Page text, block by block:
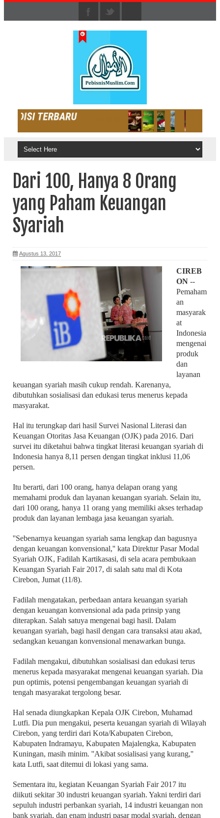
Dari 100, Hanya 8 Orang
yang Paham Keuangan
Syariah
Agustus 13, 2017
CIREB
ON --
Pemaham
an
masyarak
at
Indonesia
mengenai
produk
dan
layanan
keuangan syariah masih cukup rendah. Karenanya,
dibutuhkan sosialisasi dan edukasi terus menerus kepada
masyarakat.
Hal itu terungkap dari hasil Survei Nasional Literasi dan
Keuangan Otoritas Jasa Keuangan (OJK) pada 2016. Dari
survei itu diketahui bahwa tingkat literasi keuangan syariah di
Indonesia hanya 8,11 persen dengan tingkat inklusi 11,06
persen.
Itu berarti, dari 100 orang, hanya delapan orang yang
memahami produk dan layanan keuangan syariah. Selain itu,
dari 100 orang, hanya 11 orang yang memiliki akses terhadap
produk dan layanan lembaga jasa keuangan syariah.
''Sebenarnya keuangan syariah sama lengkap dan bagusnya
dengan keuangan konvensional,'' kata Direktur Pasar Modal
Syariah OJK, Fadilah Kartikasasi, di sela acara pembukaan
Keuangan Syariah Fair 2017, di salah satu mal di Kota
Cirebon, Jumat (11/8).
Fadilah mengatakan, perbedaan antara keuangan syariah
dengan keuangan konvensional ada pada prinsip yang
diterapkan. Salah satuya mengenai bagi hasil. Dalam
keuangan syariah, bagi hasil dengan cara transaksi atau akad,
sedangkan keuangan konvensional menawarkan bunga.
Fadilah mengakui, dibutuhkan sosialisasi dan edukasi terus
menerus kepada masyarakat mengenai keuangan syariah. Dia
pun optimis, potensi pengembangan keuangan syariah di
tengah masyarakat tergolong besar.
Hal senada diungkapkan Kepala OJK Cirebon, Muhamad
Lutfi. Dia pun mengakui, peserta keuangan syariah di Wilayah
Cirebon, yang terdiri dari Kota/Kabupaten Cirebon,
Kabupaten Indramayu, Kabupaten Majalengka, Kabupaten
Kuningan, masih minim. ''Akibat sosialisasi yang kurang,''
kata Lutfi, saat ditemui di lokasi yang sama.
Sementara itu, kegiatan Keuangan Syariah Fair 2017 itu
diikuti sekitar 30 industri keuangan syariah. Yakni terdiri dari
sepuluh industri perbankan syariah, 14 industri keuangan non
bank syariah, dan enam industri pasar modal syariah, dengan